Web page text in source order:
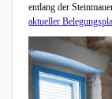
entlang der
aktueller